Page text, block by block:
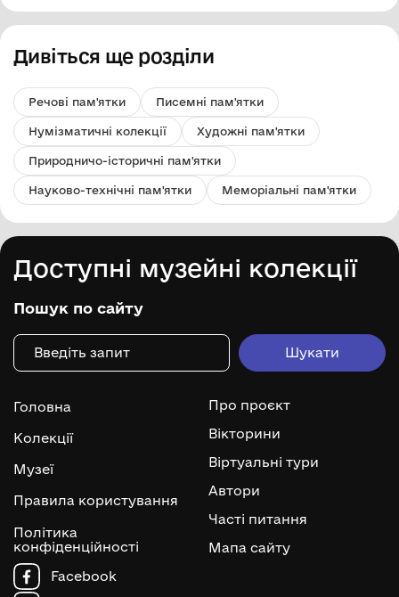
Дивіться ще розділи
Речові пам'ятки Писемні пам'ятки
Нумізматичні колекції Художні пам'ятки
Природничо-історичні пам'ятки
Науково-технічні пам'ятки Меморіальні пам'ятки
Доступні музейні колекції
Пошук по сайту
Головна
Колекції
Музеї
Правила користування
Політика
конфіденційності
Про проєкт
Вікторини
Віртуальні тури
Автори
Часті питання
Мапа сайту
Facebook